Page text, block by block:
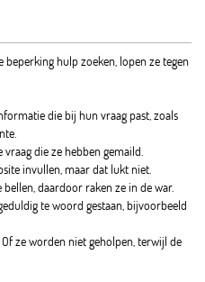
hulp zoeken, lopen ze tegen
die bij hun vraag past, zoals
die ze hebben gemaild.
invullen, maar dat lukt niet.
daardoor raken ze in de war.
te woord gestaan, bijvoorbeeld
ze worden niet geholpen, terwijl de